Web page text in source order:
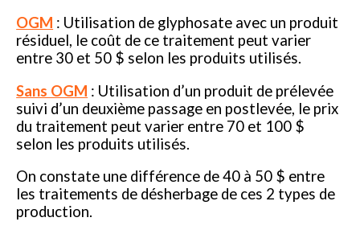
OGM : Utilisation de glyphosate avec un produit
résiduel, le coût de ce traitement peut varier
entre 30 et 50 $ selon les produits utilisés.
Sans OGM : Utilisation d’un produit de prélevée
suivi d’un deuxième passage en postlevée, le prix
du traitement peut varier entre 70 et 100 $
selon les produits utilisés.
On constate une différence de 40 à 50 $ entre
les traitements de désherbage de ces 2 types de
production.